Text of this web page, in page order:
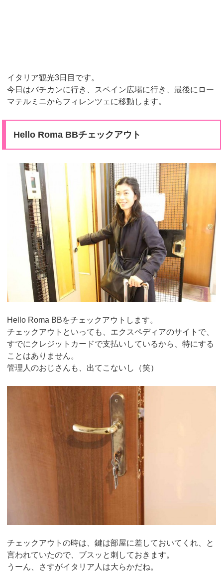
イタリア観光3日目です。
今日はバチカンに行き、スペイン広場に行き、最後にロー
マテルミニからフィレンツェに移動します。
Hello Roma BBチェックアウト
Hello Roma BBをチェックアウトします。
チェックアウトといっても、エクスペディアのサイトで、
すでにクレジットカードで支払いしているから、特にする
ことはありません。
管理人のおじさんも、出てこないし（笑）
チェックアウトの時は、鍵は部屋に差しておいてくれ、と
言われていたので、ブスッと刺しておきます。
うーん、さすがイタリア人は大らかだね。